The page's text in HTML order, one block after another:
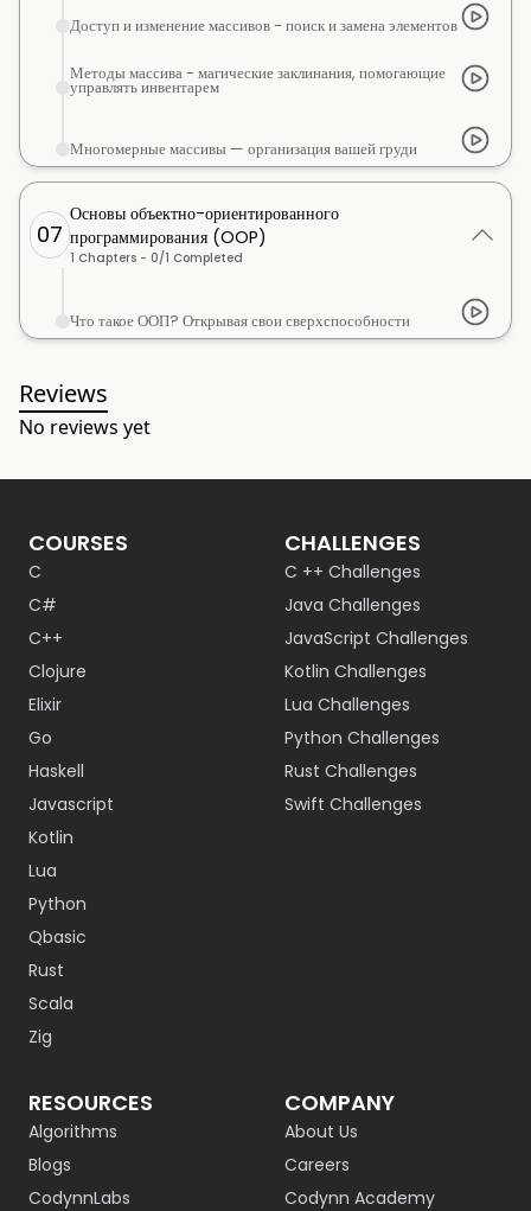
Доступ и изменение массивов - поиск и замена элементов
Методы массива - магические заклинания, помогающие
управлять инвентарем
Многомерные массивы — организация вашей груди
07
Основы объектно-ориентированного
программирования (OOP)
1 Chapters - 0/1 Completed
Что такое ООП? Открывая свои сверхспособности
Reviews
No reviews yet
COURSES
C
C#
C++
Clojure
Elixir
Go
Haskell
Javascript
Kotlin
Lua
Python
Qbasic
Rust
Scala
Zig
CHALLENGES
C ++ Challenges
Java Challenges
JavaScript Challenges
Kotlin Challenges
Lua Challenges
Python Challenges
Rust Challenges
Swift Challenges
RESOURCES
Algorithms
Blogs
CodynnLabs
COMPANY
About Us
Careers
Codynn Academy